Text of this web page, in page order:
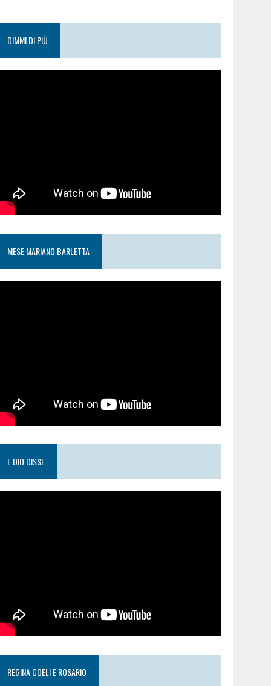
DIMMI DI PIÙ
MESE MARIANO BARLETTA
E DIO DISSE
REGINA COELI E ROSARIO